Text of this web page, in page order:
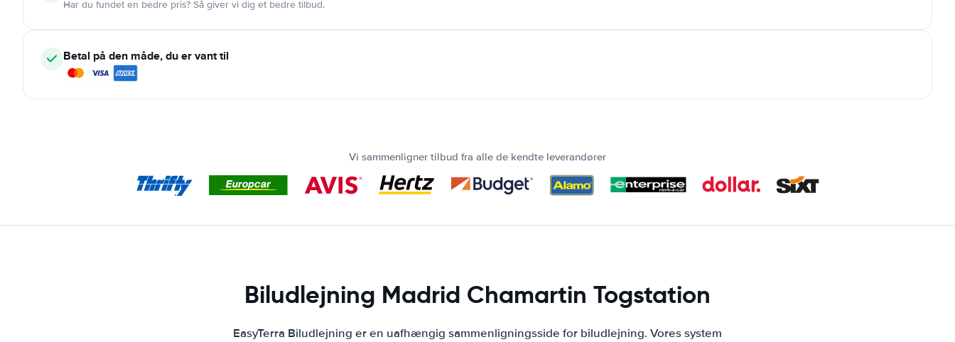
Har du fundet en bedre pris? Så giver vi dig et bedre tilbud.
Betal på den måde, du er vant til
Vi sammenligner tilbud fra alle de kendte leverandører
Biludlejning Madrid Chamartin Togstation
EasyTerra Biludlejning er en uafhængig sammenligningsside for biludlejning. Vores system